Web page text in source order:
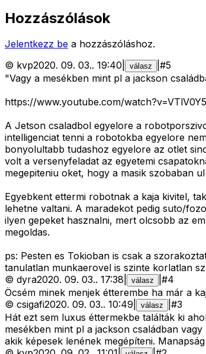
Hozzászólások
Jelentkezz be a hozzászóláshoz.
© kvp2020. 09. 03.. 19:40 válasz #5
"Vagy a mesékben mint pl a jackson
https://www.youtube.com/
A Jetson csaladbol egyelore a
intelligenciat tenni a robotokba egyelore
bonyolultabb tudashoz egyelore az otlet
volt a versenyfeladat az egyetemi
megepiteniu oket, hogy a masik szobaban
Egyebkent ettermi robotnak a kaja kivitel,
lehetne valtani. A maradekot pedig suto/
ilyen gepeket hasznalni, mert olcsobb az
megoldas.
ps: Pesten es Tokioban is csak a
tanulatlan munkaerovel is szinte korlatlan
© dyra2020. 09. 03.. 17:38 válasz #4
Öcsém minek menjek étterembe ha már a
© csigafi2020. 09. 03.. 10:49 válasz #3
Hát ezt sem luxus éttermekbe találták ki
mesékben mint pl a jackson családban
akik képesek lenének megépíteni.